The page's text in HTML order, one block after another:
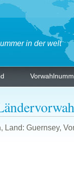
in der welt
, Land: Guernsey,